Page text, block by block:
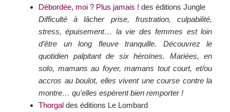
Débordée, moi ? Plus jamais ! des éditions Jungle
Difficulté à lâcher prise, frustration, culpabilité,
stress, épuisement… la vie des femmes est loin
d’être un long fleuve tranquille. Découvrez le
quotidien palpitant de six héroïnes. Mariées, en
solo, mamans au foyer, mamans tout court, et/ou
accros au boulot, elles vivent une course contre la
montre… qu’elles espèrent bien remporter !
Thorgal des éditions Le Lombard